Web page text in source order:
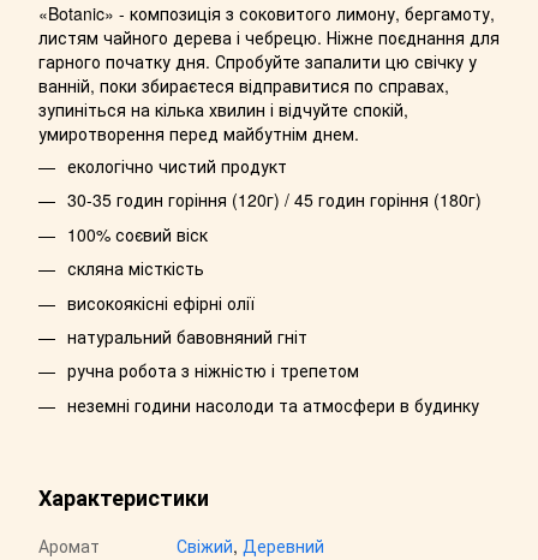
«Botanic» - композиція з соковитого лимону, бергамоту,
листям чайного дерева і чебрецю. Ніжне поєднання для
гарного початку дня. Спробуйте запалити цю свічку у
ванній, поки збираєтеся відправитися по справах,
зупиніться на кілька хвилин і відчуйте спокій,
умиротворення перед майбутнім днем.
екологічно чистий продукт
30-35 годин горіння (120г) / 45 годин горіння (180г)
100% соєвий віск
скляна місткість
високоякісні ефірні олії
натуральний бавовняний гніт
ручна робота з ніжністю і трепетом
неземні години насолоди та атмосфери в будинку
Характеристики
Аромат Свіжий, Деревний